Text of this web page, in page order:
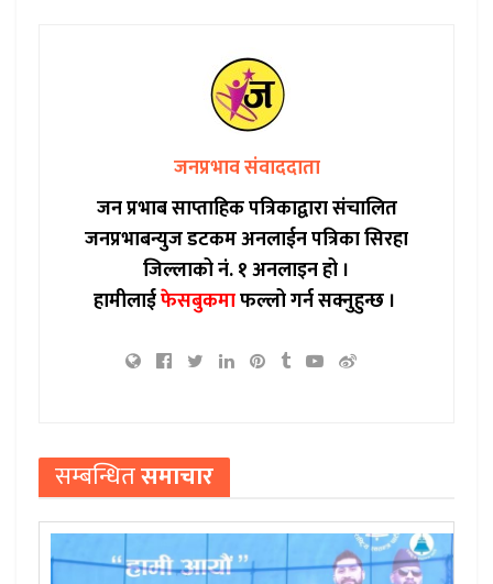
जनप्रभाव संवाददाता
जन प्रभाब साप्ताहिक पत्रिकाद्वारा संचालित
जनप्रभाबन्युज डटकम अनलाईन पत्रिका सिरहा
जिल्लाको नं. १ अनलाइन हो ।
हामीलाईफेसबुकमाफल्लो गर्न सक्नुहुन्छ ।
सम्बन्धितसमाचार